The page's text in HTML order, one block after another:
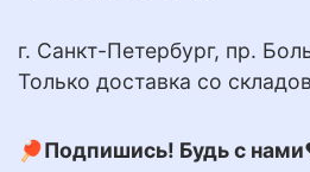
г. Санкт-Петербург, пр.
Только доставка со
🏓Подпишись! Будь с